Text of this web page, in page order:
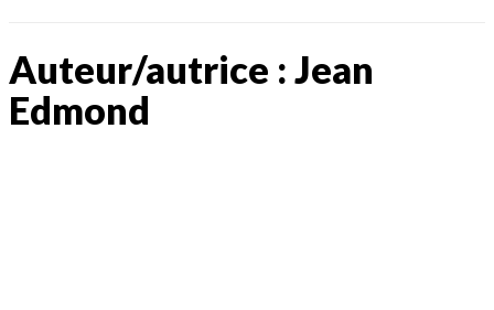
Auteur/autrice :Jean
Edmond